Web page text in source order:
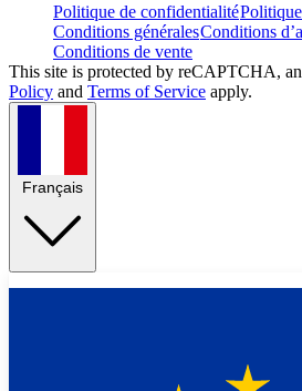
Politique de confidentialité
Conditions généralesConditions
Conditions de vente
This site is protected by reCAPTCHA,
Policy and Terms of Service apply.
Français